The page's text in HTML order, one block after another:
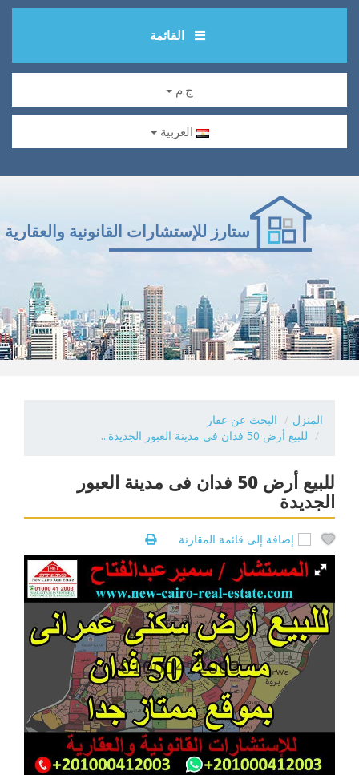
القائمة
ج.م
العربية
ستارز للإستشارات القانونية والعقارية
المنزل
البحث عن عقار
للبيع أرض 50 فدان فى مدينة العبور الجديدة...
للبيع أرض 50 فدان فى مدينة العبور
الجديدة
إضافة إلى قائمة المقارنة